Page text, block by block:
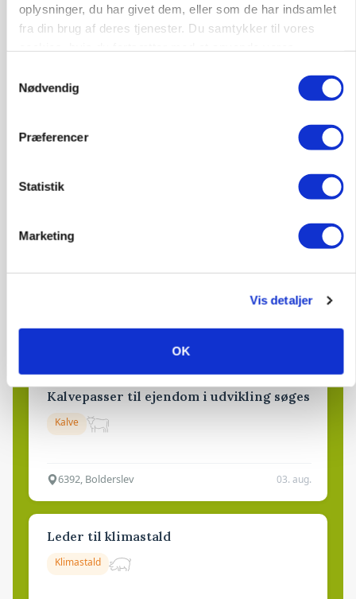
oplysninger, du har givet dem, eller som de har indsamlet
fra din brug af deres tjenester. Du samtykker til vores
Nødvendig
Præferencer
Statistik
Marketing
Vis detaljer
OK
Anlæg
Maskinstation
03. aug.
Kalvepasser til ejendom i udvikling søges
Kalve
6392, Bolderslev 03. aug.
Leder til klimastald
Klimastald